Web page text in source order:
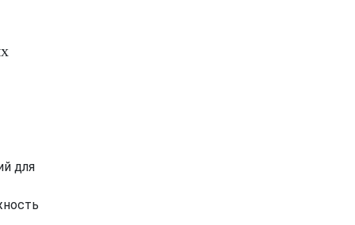
для